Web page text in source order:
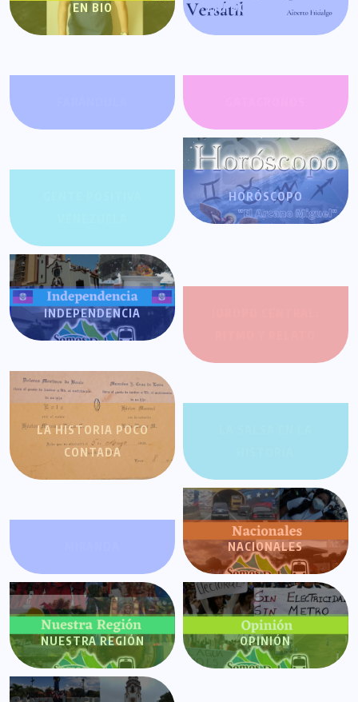
EN BIO ENFOQUE VERSÁTIL
HORÓSCOPO
INDEPENDENCIA
LA HISTORIA POCO
CONTADA
NACIONALES
NUESTRA REGIÓN OPINIÓN